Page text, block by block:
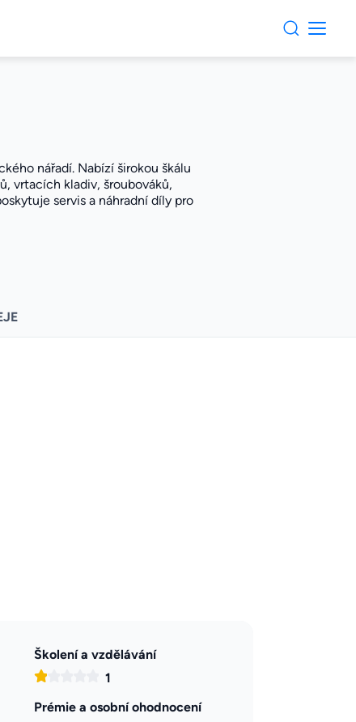
nářadí. Nabízí širokou škálu
vrtacích kladiv, šroubováků,
servis a náhradní díly pro
Školení a vzdělávání
1
Prémie a osobní ohodnocení